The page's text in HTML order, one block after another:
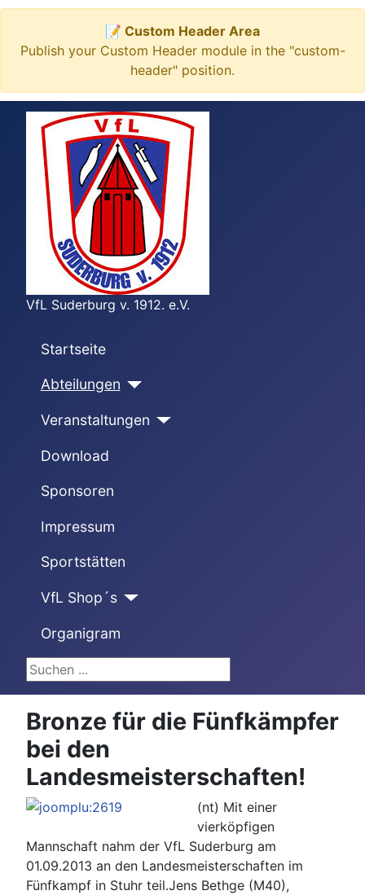
📝 Custom Header Area
Publish your Custom Header module in the "custom-
header" position.
VfL Suderburg v. 1912. e.V.
Startseite
Abteilungen
Veranstaltungen
Download
Sponsoren
Impressum
Sportstätten
VfL Shop´s
Organigram
Suchen ...
Bronze für die Fünfkämpfer
bei den
Landesmeisterschaften!
(nt) Mit einer
vierköpfigen
Mannschaft nahm der VfL Suderburg am
01.09.2013 an den Landesmeisterschaften im
Fünfkampf in Stuhr teil.Jens Bethge (M40),